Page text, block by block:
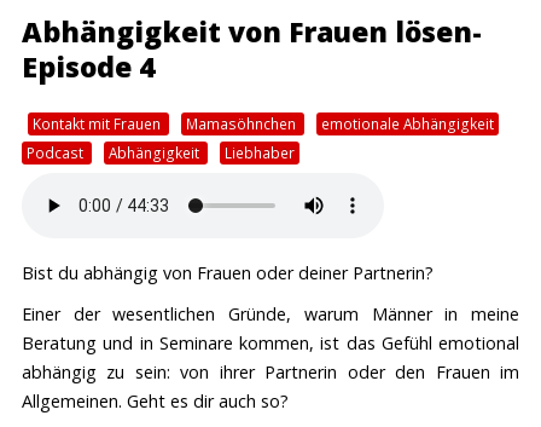
Eine genaue Anleitung zum Abonnieren
von Podcasts findest du hier
Abhängigkeit von Frauen lösen-
Episode 4
Kontakt mit Frauen Mamasöhnchen
emotionale Abhängigkeit
Podcast
Abhängigkeit Liebhaber
Bist du abhängig von Frauen oder deiner Partnerin?
Einer der wesentlichen Gründe, warum Männer in meine
Beratung und in Seminare kommen, ist das Gefühl emotional
abhängig zu sein: von ihrer Partnerin oder den Frauen im
Allgemeinen. Geht es dir auch so?